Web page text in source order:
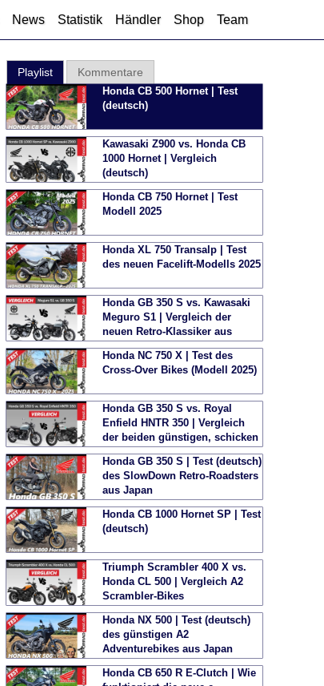
News Statistik Händler Shop Team
Playlist Kommentare
Honda CB 500 Hornet | Test
(deutsch)
Kawasaki Z900 vs. Honda CB
1000 Hornet | Vergleich
(deutsch)
Honda CB 750 Hornet | Test
Modell 2025
Honda XL 750 Transalp | Test
des neuen Facelift-Modells 2025
Honda GB 350 S vs. Kawasaki
Meguro S1 | Vergleich der
neuen Retro-Klassiker aus
Japan
Honda NC 750 X | Test des
Cross-Over Bikes (Modell 2025)
Honda GB 350 S vs. Royal
Enfield HNTR 350 | Vergleich
der beiden günstigen, schicken
Retro-Roadster
Honda GB 350 S | Test (deutsch)
des SlowDown Retro-Roadsters
aus Japan
Honda CB 1000 Hornet SP | Test
(deutsch)
Triumph Scrambler 400 X vs.
Honda CL 500 | Vergleich A2
Scrambler-Bikes
Honda NX 500 | Test (deutsch)
des günstigen A2
Adventurebikes aus Japan
Honda CB 650 R E-Clutch | Wie